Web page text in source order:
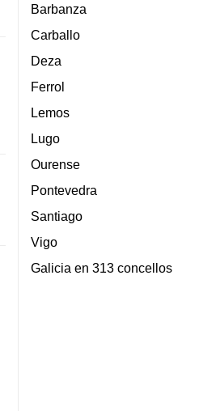
Barbanza
Carballo
Deza
Ferrol
Lemos
Lugo
Ourense
Pontevedra
Santiago
Vigo
Galicia en 313 concellos